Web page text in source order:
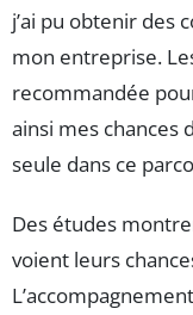
j’ai pu obtenir des
mon entreprise.
recommandée
ainsi mes chances
seule dans ce
Des études
voient leurs